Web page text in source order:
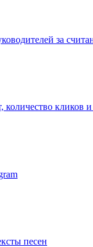
за
кликов и
песен